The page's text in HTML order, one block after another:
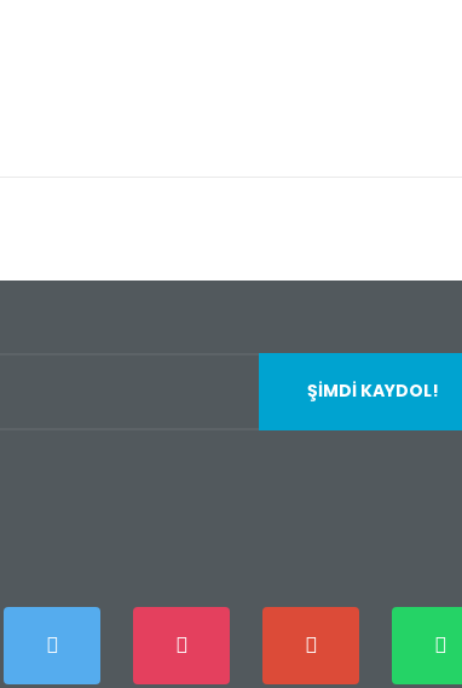
ŞİMDİ KAYDOL!